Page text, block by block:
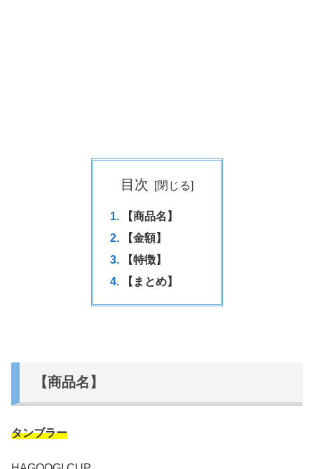
目次
【商品名】
【金額】
【特徴】
【まとめ】
【商品名】
タンブラー